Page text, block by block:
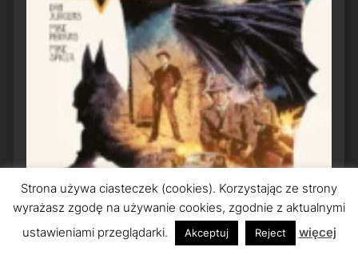
Strona używa ciasteczek (cookies). Korzystając ze strony
wyrażasz zgodę na używanie cookies, zgodnie z aktualnymi
ustawieniami przeglądarki.
Akceptuj Reject więcej